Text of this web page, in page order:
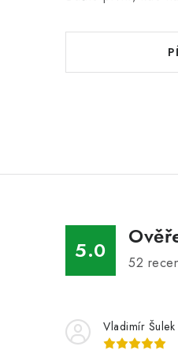
5.0 52
Vladimír Šulek